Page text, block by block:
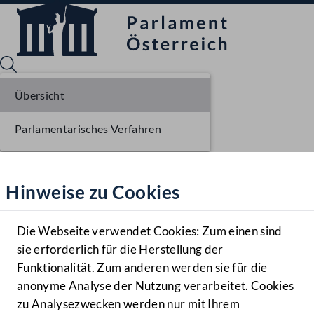
Hilfe
Benutzer
Navigationsmenü öffnen
MENÜ
Hinweise zu Cookies
Die Webseite verwendet Cookies: Zum einen sind
sie erforderlich für die Herstellung der
Funktionalität. Zum anderen werden sie für die
anonyme Analyse der Nutzung verarbeitet. Cookies
zu Analysezwecken werden nur mit Ihrem
Übersicht
Parlamentarisches Verfahren